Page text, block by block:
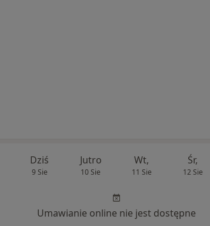
Dziś
9 Sie
Jutro
10 Sie
Wt,
11 Sie
Śr,
12 Sie
Umawianie online nie jest dostępne